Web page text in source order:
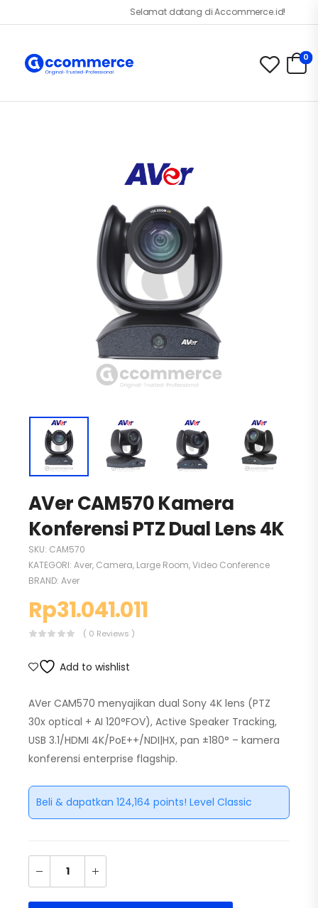
Selamat datang di Accommerce.id!
0
AVer CAM570 Kamera
Konferensi PTZ Dual Lens 4K
SKU: CAM570
KATEGORI: Aver, Camera, Large Room,Video Conference
BRAND: Aver
Rp31.041.011
( 0 Reviews )
Add to wishlist
AVer CAM570 menyajikan dual Sony 4K lens (PTZ
30x optical + AI 120°FOV), Active Speaker Tracking,
USB 3.1/HDMI 4K/PoE++/NDI|HX, pan ±180° – kamera
konferensi enterprise flagship.
Beli & dapatkan 124,164 points! Level Classic